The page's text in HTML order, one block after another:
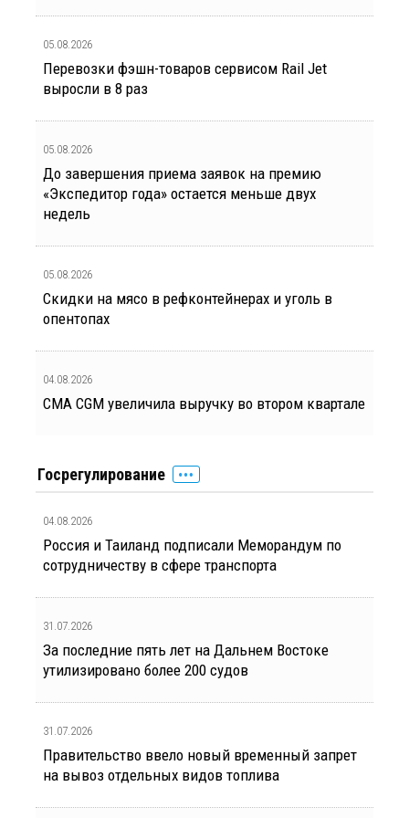
05.08.2026
Перевозки фэшн-товаров сервисом Rail Jet
выросли в 8 раз
05.08.2026
До завершения приема заявок на премию
«Экспедитор года» остается меньше двух
недель
05.08.2026
Скидки на мясо в рефконтейнерах и уголь в
опентопах
04.08.2026
CMA CGM увеличила выручку во втором квартале
Госрегулирование
04.08.2026
Россия и Таиланд подписали Меморандум по
сотрудничеству в сфере транспорта
31.07.2026
За последние пять лет на Дальнем Востоке
утилизировано более 200 судов
31.07.2026
Правительство ввело новый временный запрет
на вывоз отдельных видов топлива